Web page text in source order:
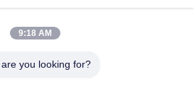
9:18 AM
you looking for?